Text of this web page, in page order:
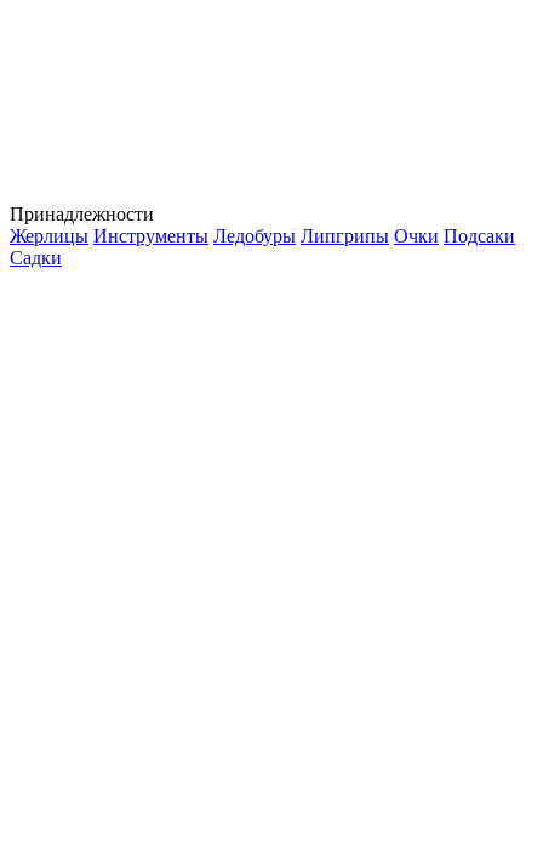
Принадлежности
Жерлицы Инструменты Ледобуры Липгрипы Очки Подсаки
Садки